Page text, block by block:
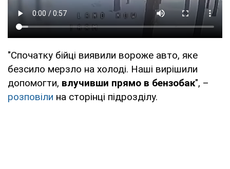
"Спочатку бійці виявили вороже авто, яке
безсило мерзло на холоді. Наші вирішили
допомогти, влучивши прямо в бензобак", –
розповіли на сторінці підрозділу.